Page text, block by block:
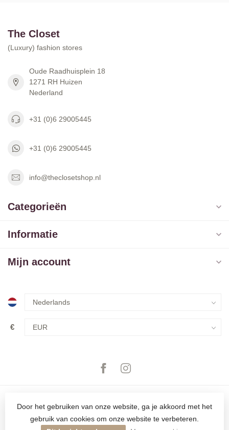
The Closet
(Luxury) fashion stores
Oude Raadhuisplein 18
1271 RH Huizen
Nederland
+31 (0)6 29005445
+31 (0)6 29005445
info@theclosetshop.nl
Categorieën
Informatie
Mijn account
€
Door het gebruiken van onze website, ga je akkoord met het
gebruik van cookies om onze website te verbeteren.